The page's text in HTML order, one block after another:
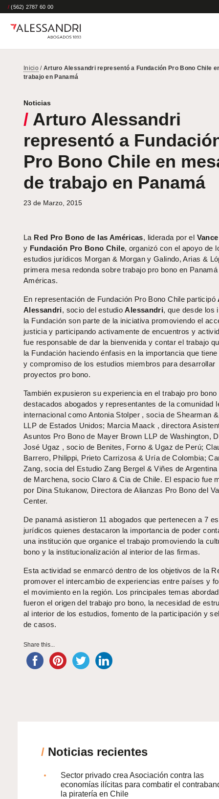
/ (562) 2787 60 00
Inicio/ Arturo Alessandri representó a Fundación Pro Bono Chile
trabajo en Panamá
Noticias
/ Arturo Alessandri
representó a
Pro Bono Chile en
de trabajo en Panamá
23 de Marzo, 2015
La Red Pro Bono de las Américas, liderada por el
y Fundación Pro Bono Chile, organizó con el apoyo de
estudios jurídicos Morgan & Morgan y Galindo, Arias &
primera mesa redonda sobre trabajo pro bono en
Américas.
En representación de Fundación Pro Bono Chile participó
Alessandri, socio del estudioAlessandri, que desde los
la Fundación son parte de la iniciativa promoviendo el
justicia y participando activamente de encuentros y
fue responsable de dar la bienvenida y contar el trabajo
la Fundación haciendo énfasis en la importancia que
y compromiso de los estudios miembros para desarrollar
proyectos pro bono.
También expusieron su experiencia en el trabajo pro bono
destacados abogados y representantes de la comunidad
internacional como Antonia Stolper , socia de Shearman
LLP de Estados Unidos; Marcia Maack , directora
Asuntos Pro Bono de Mayer Brown LLP de Washington,
José Ugaz , socio de Benites, Forno & Ugaz de Perú;
Barrero, Philippi, Prieto Carrizosa & Uría de Colombia;
Zang, socia del Estudio Zang Bergel & Viñes de
de Marchena, socio Claro & Cia de Chile. El espacio fue
por Dina Stukanow, Directora de Alianzas Pro Bono del
Center.
De panamá asistieron 11 abogados que pertenecen a 7
jurídicos quienes destacaron la importancia de poder
una institución que organice el trabajo promoviendo la
bono y la institucionalización al interior de las firmas.
Esta actividad se enmarcó dentro de los objetivos de la
promover el intercambio de experiencias entre países y
el movimiento en la región. Los principales temas
fueron el origen del trabajo pro bono, la necesidad de
al interior de los estudios, fomento de la participación y
de casos.
Share this...
/ Noticias recientes
Sector privado crea Asociación contra las
economías ilícitas para combatir el
la piratería en Chile